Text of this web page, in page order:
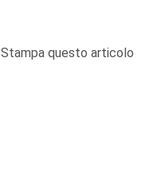
Stampa questo articolo